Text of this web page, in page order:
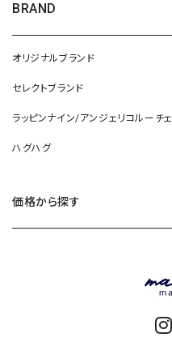
BRAND
オリジナルブランド
セレクトブランド
ラッピンナイン/アンジェリコルーチェ
ハグハグ
価格から探す